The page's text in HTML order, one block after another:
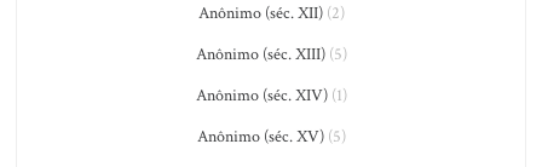
Anônimo (séc. XII)(2)
Anônimo (séc. XIII)(5)
Anônimo (séc. XIV)(1)
Anônimo (séc. XV)(5)